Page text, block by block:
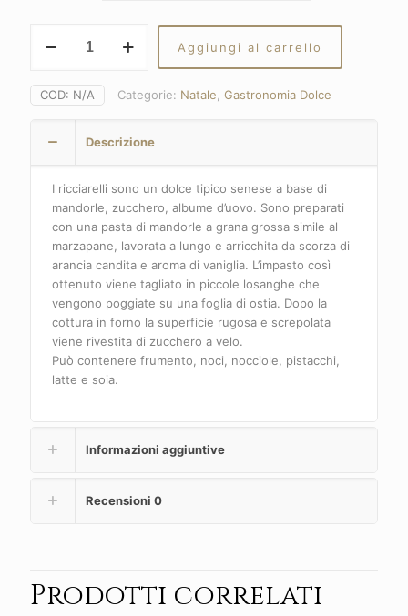
5,00€
a
9,80€
quantità
Aggiungi al carrello
COD: N/A Categorie: Natale, Gastronomia Dolce
Descrizione
I ricciarelli sono un dolce tipico senese a base di
mandorle, zucchero, albume d’uovo. Sono preparati
con una pasta di mandorle a grana grossa simile al
marzapane, lavorata a lungo e arricchita da scorza di
arancia candita e aroma di vaniglia. L’impasto così
ottenuto viene tagliato in piccole losanghe che
vengono poggiate su una foglia di ostia. Dopo la
cottura in forno la superficie rugosa e screpolata
viene rivestita di zucchero a velo.
Può contenere frumento, noci, nocciole, pistacchi,
latte e soia.
Informazioni aggiuntive
Recensioni 0
Prodotti correlati